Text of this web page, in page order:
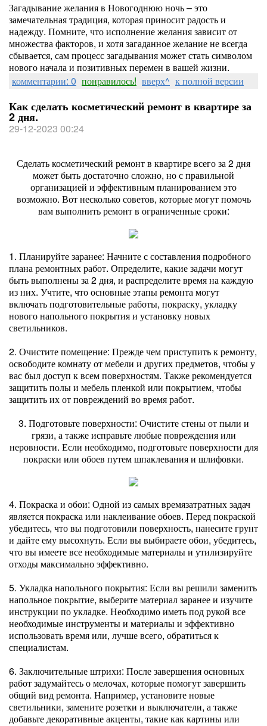
Загадывание желания в Новогоднюю ночь – это
замечательная традиция, которая приносит радость и
надежду. Помните, что исполнение желания зависит от
множества факторов, и хотя загаданное желание не всегда
сбывается, сам процесс загадывания может стать символом
нового начала и позитивных перемен в вашей жизни.
комментарии: 0 понравилось! вверх^ к полной версии
Как сделать косметический ремонт в квартире за
2 дня.
29-12-2023 00:24
Сделать косметический ремонт в квартире всего за 2 дня
может быть достаточно сложно, но с правильной
организацией и эффективным планированием это
возможно. Вот несколько советов, которые могут помочь
вам выполнить ремонт в ограниченные сроки:
1. Планируйте заранее: Начните с составления подробного
плана ремонтных работ. Определите, какие задачи могут
быть выполнены за 2 дня, и распределите время на каждую
из них. Учтите, что основные этапы ремонта могут
включать подготовительные работы, покраску, укладку
нового напольного покрытия и установку новых
светильников.
2. Очистите помещение: Прежде чем приступить к ремонту,
освободите комнату от мебели и других предметов, чтобы у
вас был доступ к всем поверхностям. Также рекомендуется
защитить полы и мебель пленкой или покрытием, чтобы
защитить их от повреждений во время работ.
3. Подготовьте поверхности: Очистите стены от пыли и
грязи, а также исправьте любые повреждения или
неровности. Если необходимо, подготовьте поверхности для
покраски или обоев путем шпаклевания и шлифовки.
4. Покраска и обои: Одной из самых времязатратных задач
является покраска или наклеивание обоев. Перед покраской
убедитесь, что вы подготовили поверхность, нанесите грунт
и дайте ему высохнуть. Если вы выбираете обои, убедитесь,
что вы имеете все необходимые материалы и утилизируйте
отходы максимально эффективно.
5. Укладка напольного покрытия: Если вы решили заменить
напольное покрытие, выберите материал заранее и изучите
инструкции по укладке. Необходимо иметь под рукой все
необходимые инструменты и материалы и эффективно
использовать время или, лучше всего, обратиться к
специалистам.
6. Заключительные штрихи: После завершения основных
работ задумайтесь о мелочах, которые помогут завершить
общий вид ремонта. Например, установите новые
светильники, замените розетки и выключатели, а также
добавьте декоративные акценты, такие как картины или